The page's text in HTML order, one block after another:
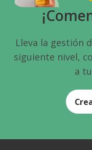
Lleva la gestión
siguiente nivel,
a